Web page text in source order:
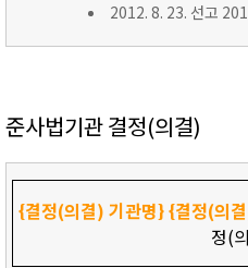
2012. 8. 23. 선고
준사법기관 결정(의결)
{결정(의결) 기관명}{결정(의
정(